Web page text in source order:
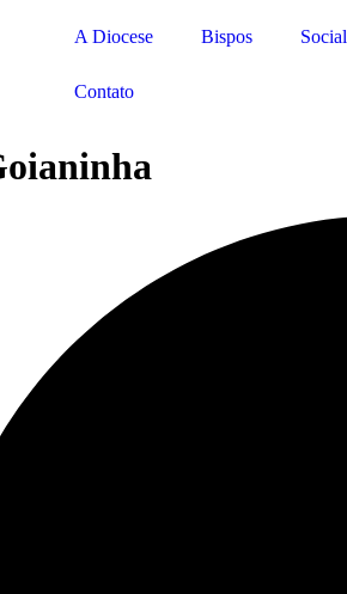
A Diocese Bispos Social
Contato